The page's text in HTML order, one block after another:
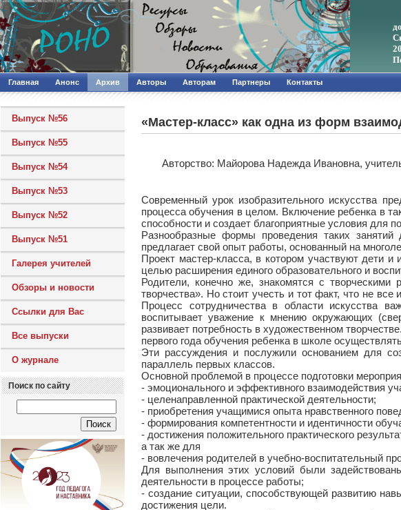
Главная Анонс Архив Авторы Авторам Партнеры Контакты
Выпуск №56
Выпуск №55
Выпуск №54
Выпуск №53
Выпуск №52
Выпуск №51
Галерея учителей
Обзоры и новости
Ссылки для Вас
Все выпуски
О журнале
Поиск по сайту
«Мастер-класс» как одна из форм
Авторcтво: Майорова Надежда Ивановна,
Современный урок изобразительного искусства
процесса обучения в целом. Включение ребенка в
способности и создает благоприятные условия
Разнообразные формы проведения таких
предлагает свой опыт работы, основанный на
Проект мастер-класса, в котором участвуют дети
целью расширения единого образовательного и
Родители, конечно же, знакомятся с
творчества». Но стоит учесть и тот факт, что не
Процесс сотрудничества в области искусства
воспитывает уважение к мнению окружающих
развивает потребность в художественном
первого года обучения ребенка в школе
Эти рассуждения и послужили основанием для
параллель первых классов.
Основной проблемой в процессе подготовки
- эмоционального и эффективного взаимодействия
- целенаправленной практической деятельности;
- приобретения учащимися опыта нравственного
- формирования компетентности и идентичности
- достижения положительного практического
а так же для
- вовлечения родителей в учебно-воспитательный
Для выполнения этих условий были
деятельности в процессе работы;
- создание ситуации, способствующей развитию
достижения цели.